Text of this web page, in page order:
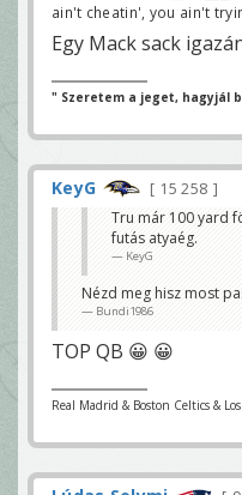
ain't cheatin', you ain't
Egy Mack sack
" Szeretem a jeget, hagyjál
KeyG
15 258
Tru már 100 yard
futás atyaég.
KeyG
Nézd meg hisz most
Bundi1986
TOP QB 😀 😀
Real Madrid & Boston Celtics &